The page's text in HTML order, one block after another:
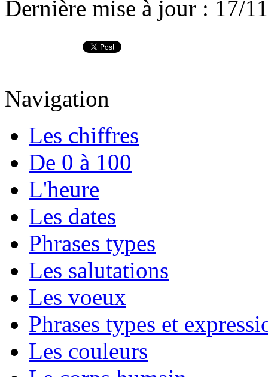
Dernière mise à jour : 17/
Navigation
Les chiffres
De 0 à 100
L'heure
Les dates
Phrases types
Les salutations
Les voeux
Phrases types et
Les couleurs